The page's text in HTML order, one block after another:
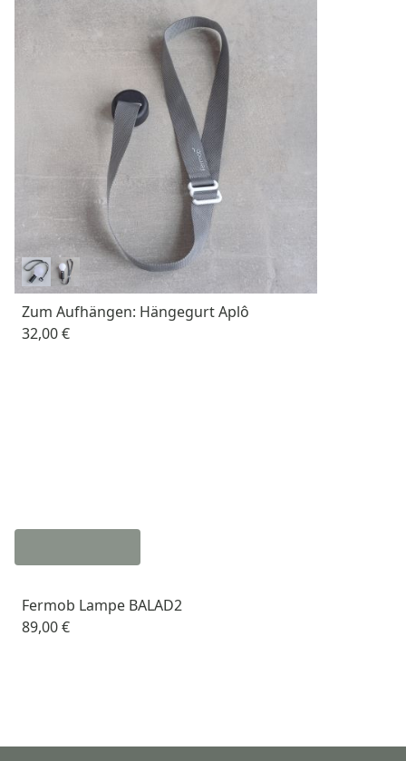
Zum Aufhängen: Hängegurt Aplô
32,00 €
Fermob Lampe BALAD2
89,00 €